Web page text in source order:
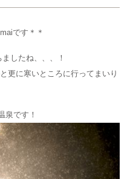
です＊＊
したね、、、！
更に寒いところに行ってまいり
泉です！